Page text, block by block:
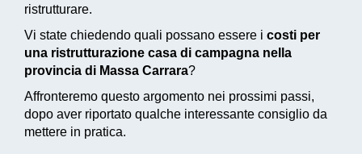
ristrutturare.
Vi state chiedendo quali possano essere i costi per
una ristrutturazione casa di campagna nella
provincia di Massa Carrara?
Affronteremo questo argomento nei prossimi passi,
dopo aver riportato qualche interessante consiglio da
mettere in pratica.